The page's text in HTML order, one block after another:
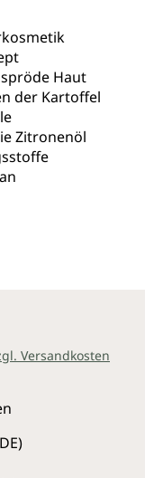
Haut
der Kartoffel
Zitronenöl
Versandkosten